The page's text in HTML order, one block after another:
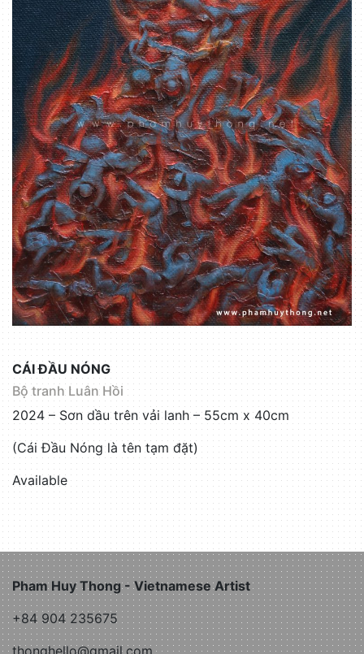
CÁI ĐẦU NÓNG
Bộ tranh Luân Hồi
2024 – Sơn dầu trên vải lanh – 55cm x 40cm
(Cái Đầu Nóng là tên tạm đặt)
Available
Pham Huy Thong - Vietnamese Artist
+84 904 235675
thonghello@gmail.com